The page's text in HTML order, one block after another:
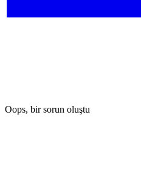
Oops, bir sorun oluştu